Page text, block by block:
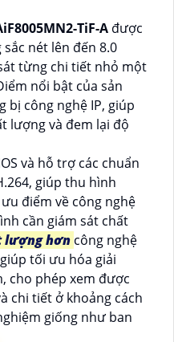
TiF-A được
nét lên đến 8.0
từng chi tiết nhỏ một
nổi bật của sản
bị công nghệ IP, giúp
lượng và đem lại độ
và hỗ trợ các chuẩn
giúp thu hình
điểm về công nghệ
cần giám sát chất
lượng hơn công nghệ
tối ưu hóa giải
cho phép xem được
chi tiết ở khoảng cách
giống như ban